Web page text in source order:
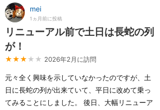
mei
1ヵ月前に投稿
リニューアル前で土日は長蛇の列
が！
★★★ ★★ 2026年2月に訪問
元々全く興味を示していなかったのですが、土
日に長蛇の列が出来ていて、平日に改めて乗っ
てみることにしました。 後日、大幅リニューア